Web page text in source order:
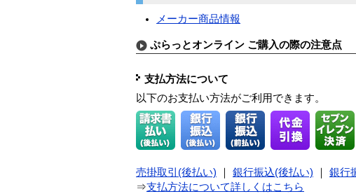
メーカー商品情報
ぷらっとオンライン ご購入の際の注意点
支払方法について
以下のお支払い方法がご利用できます。
売掛取引(後払い) 銀行振込(後払い) 銀行
⇒支払方法について詳しくはこちら